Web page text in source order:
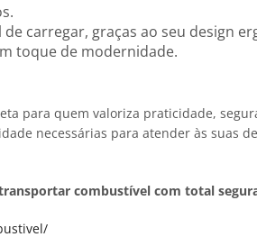
carregar, graças ao seu design
toque de modernidade.
para quem valoriza praticidade,
necessárias para atender às suas
combustível com total